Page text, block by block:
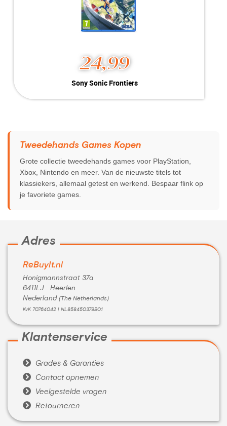
24,99
Sony Sonic Frontiers
Tweedehands Games Kopen
Grote collectie tweedehands games voor PlayStation,
Xbox, Nintendo en meer. Van de nieuwste titels tot
klassiekers, allemaal getest en werkend. Bespaar flink op
je favoriete games.
Adres
ReBuyIt.nl
Honigmannstraat 37a
6411LJ Heerlen
Nederland (The Netherlands)
KvK 70764042 | NL858450379B01
Klantenservice
 Grades & Garanties
 Contact opnemen
 Veelgestelde vragen
 Retourneren